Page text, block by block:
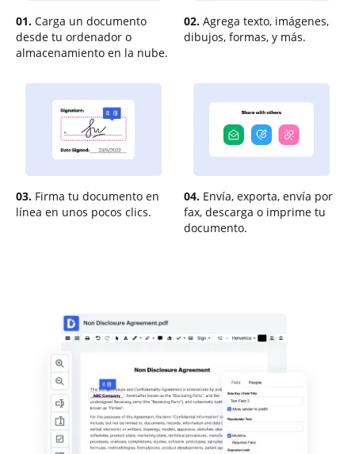
01. Carga un documento
desde tu ordenador o
almacenamiento en la nube.
02. Agrega texto, imágenes,
dibujos, formas, y más.
03. Firma tu documento en
línea en unos pocos clics.
04. Envía, exporta, envía por
fax, descarga o imprime tu
documento.